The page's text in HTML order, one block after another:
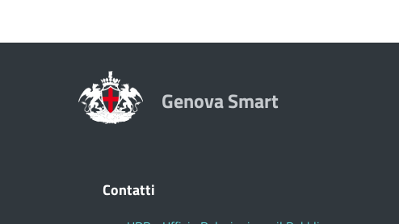
Genova Smart
Contatti